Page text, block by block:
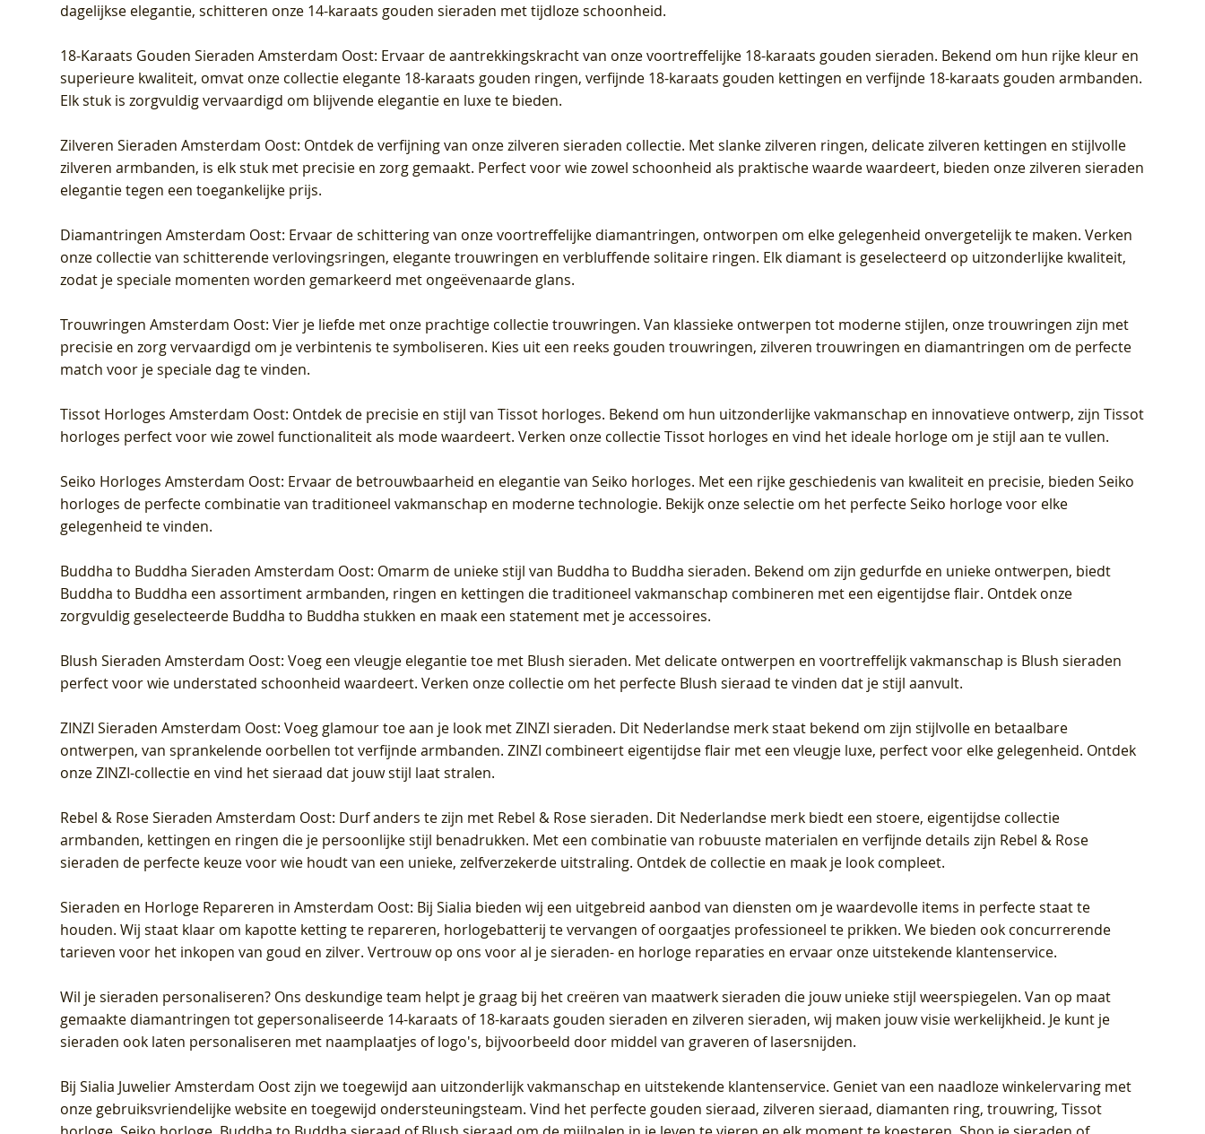
dagelijkse elegantie, schitteren onze 14-karaats gouden sieraden met tijdloze schoonheid.
18-Karaats Gouden Sieraden Amsterdam Oost: Ervaar de aantrekkingskracht van onze voortreffelijke 18-karaats gouden sieraden. Bekend om hun rijke kleur en
superieure kwaliteit, omvat onze collectie elegante 18-karaats gouden ringen, verfijnde 18-karaats gouden kettingen en verfijnde 18-karaats gouden armbanden.
Elk stuk is zorgvuldig vervaardigd om blijvende elegantie en luxe te bieden.
Zilveren Sieraden Amsterdam Oost: Ontdek de verfijning van onze zilveren sieraden collectie. Met slanke zilveren ringen, delicate zilveren kettingen en stijlvolle
zilveren armbanden, is elk stuk met precisie en zorg gemaakt. Perfect voor wie zowel schoonheid als praktische waarde waardeert, bieden onze zilveren sieraden
elegantie tegen een toegankelijke prijs.
Diamantringen Amsterdam Oost: Ervaar de schittering van onze voortreffelijke diamantringen, ontworpen om elke gelegenheid onvergetelijk te maken. Verken
onze collectie van schitterende verlovingsringen, elegante trouwringen en verbluffende solitaire ringen. Elk diamant is geselecteerd op uitzonderlijke kwaliteit,
zodat je speciale momenten worden gemarkeerd met ongeëvenaarde glans.
Trouwringen Amsterdam Oost: Vier je liefde met onze prachtige collectie trouwringen. Van klassieke ontwerpen tot moderne stijlen, onze trouwringen zijn met
precisie en zorg vervaardigd om je verbintenis te symboliseren. Kies uit een reeks gouden trouwringen, zilveren trouwringen en diamantringen om de perfecte
match voor je speciale dag te vinden.
Tissot Horloges Amsterdam Oost: Ontdek de precisie en stijl van Tissot horloges. Bekend om hun uitzonderlijke vakmanschap en innovatieve ontwerp, zijn Tissot
horloges perfect voor wie zowel functionaliteit als mode waardeert. Verken onze collectie Tissot horloges en vind het ideale horloge om je stijl aan te vullen.
Seiko Horloges Amsterdam Oost: Ervaar de betrouwbaarheid en elegantie van Seiko horloges. Met een rijke geschiedenis van kwaliteit en precisie, bieden Seiko
horloges de perfecte combinatie van traditioneel vakmanschap en moderne technologie. Bekijk onze selectie om het perfecte Seiko horloge voor elke
gelegenheid te vinden.
Buddha to Buddha Sieraden Amsterdam Oost: Omarm de unieke stijl van Buddha to Buddha sieraden. Bekend om zijn gedurfde en unieke ontwerpen, biedt
Buddha to Buddha een assortiment armbanden, ringen en kettingen die traditioneel vakmanschap combineren met een eigentijdse flair. Ontdek onze
zorgvuldig geselecteerde Buddha to Buddha stukken en maak een statement met je accessoires.
Blush Sieraden Amsterdam Oost: Voeg een vleugje elegantie toe met Blush sieraden. Met delicate ontwerpen en voortreffelijk vakmanschap is Blush sieraden
perfect voor wie understated schoonheid waardeert. Verken onze collectie om het perfecte Blush sieraad te vinden dat je stijl aanvult.
ZINZI Sieraden Amsterdam Oost: Voeg glamour toe aan je look met ZINZI sieraden. Dit Nederlandse merk staat bekend om zijn stijlvolle en betaalbare
ontwerpen, van sprankelende oorbellen tot verfijnde armbanden. ZINZI combineert eigentijdse flair met een vleugje luxe, perfect voor elke gelegenheid. Ontdek
onze ZINZI-collectie en vind het sieraad dat jouw stijl laat stralen.
Rebel & Rose Sieraden Amsterdam Oost: Durf anders te zijn met Rebel & Rose sieraden. Dit Nederlandse merk biedt een stoere, eigentijdse collectie
armbanden, kettingen en ringen die je persoonlijke stijl benadrukken. Met een combinatie van robuuste materialen en verfijnde details zijn Rebel & Rose
sieraden de perfecte keuze voor wie houdt van een unieke, zelfverzekerde uitstraling. Ontdek de collectie en maak je look compleet.
Sieraden en Horloge Repareren in Amsterdam Oost: Bij Sialia bieden wij een uitgebreid aanbod van diensten om je waardevolle items in perfecte staat te
houden. Wij staat klaar om kapotte ketting te repareren, horlogebatterij te vervangen of oorgaatjes professioneel te prikken. We bieden ook concurrerende
tarieven voor het inkopen van goud en zilver. Vertrouw op ons voor al je sieraden- en horloge reparaties en ervaar onze uitstekende klantenservice.
Wil je sieraden personaliseren? Ons deskundige team helpt je graag bij het creëren van maatwerk sieraden die jouw unieke stijl weerspiegelen. Van op maat
gemaakte diamantringen tot gepersonaliseerde 14-karaats of 18-karaats gouden sieraden en zilveren sieraden, wij maken jouw visie werkelijkheid. Je kunt je
sieraden ook laten personaliseren met naamplaatjes of logo's, bijvoorbeeld door middel van graveren of lasersnijden.
BijSialia Juwelier Amsterdam Oostzijn we toegewijd aan uitzonderlijk vakmanschap en uitstekende klantenservice. Geniet van een naadloze winkelervaring met
onze gebruiksvriendelijke website en toegewijd ondersteuningsteam. Vind het perfecte gouden sieraad, zilveren sieraad, diamanten ring, trouwring, Tissot